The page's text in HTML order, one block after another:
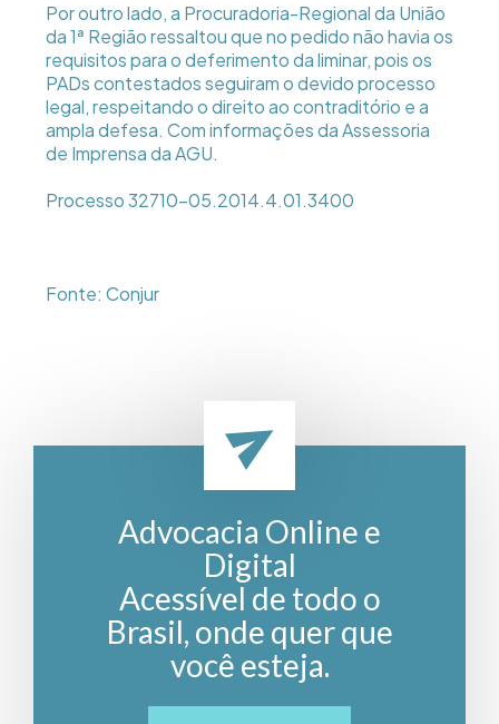
Por outro lado, a Procuradoria-Regional da União
da 1ª Região ressaltou que no pedido não havia os
requisitos para o deferimento da liminar, pois os
PADs contestados seguiram o devido processo
legal, respeitando o direito ao contraditório e a
ampla defesa. Com informações da Assessoria
de Imprensa da AGU.
Processo 32710-05.2014.4.01.3400
Fonte: Conjur
Advocacia Online e
Digital
Acessível de todo o
Brasil, onde quer que
você esteja.